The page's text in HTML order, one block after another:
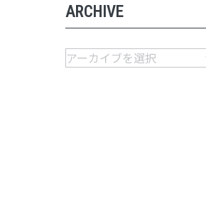
ARCHIVE